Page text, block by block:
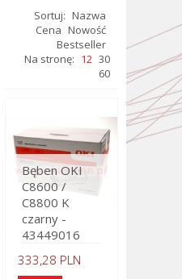
Sortuj: Nazwa
Cena Nowość
Bestseller
Na stronę: 12 30
60
Bęben OKI
C8600 /
C8800 K
czarny -
43449016
333,28 PLN